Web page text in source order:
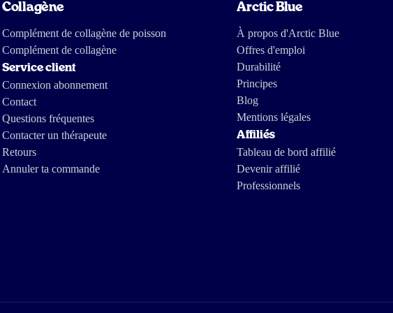
de base des hormones.
santé
de personnes peuvent profiter de ses bienfaits.
oméga-3 peuvent contribuer à la santé générale. Dès une prise
oméga-3 est bonne pour le cœur.
la tension artérielle ?
de l'huile de poisson, il est scientifiquement prouvé que l'huile de
aussi à un taux de graisses normal dans le sang. Ce n'est
triglycérides peut être une cause d'athérosclérose.
de « trop d'huile de poisson », qui se situe à 5 grammes de
Collagène
Complément de collagène de poisson
Complément de collagène
Service client
Connexion abonnement
Contact
Questions fréquentes
Contacter un thérapeute
Retours
Annuler ta commande
Arctic Blue
À propos d'Arctic Blue
Offres d'emploi
Durabilité
Principes
Blog
Mentions légales
Affiliés
Tableau de bord affilié
Devenir affilié
Professionnels